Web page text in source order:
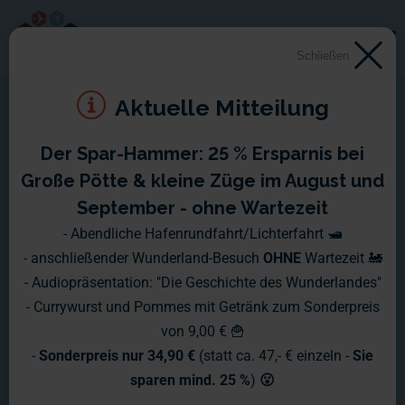
Schließen
Aktuelle Mitteilung
Der Spar-Hammer: 25 % Ersparnis bei
Große Pötte & kleine Züge im August und
September - ohne Wartezeit
- Abendliche Hafenrundfahrt/Lichterfahrt 🛥️
- anschließender Wunderland-Besuch OHNE Wartezeit 🚂
- Audiopräsentation: "Die Geschichte des Wunderlandes"
- Currywurst und Pommes mit Getränk zum Sonderpreis
von 9,00 € 🍟
- Sonderpreis nur 34,90 € (statt ca. 47,- € einzeln - Sie
sparen mind. 25 %) 😮